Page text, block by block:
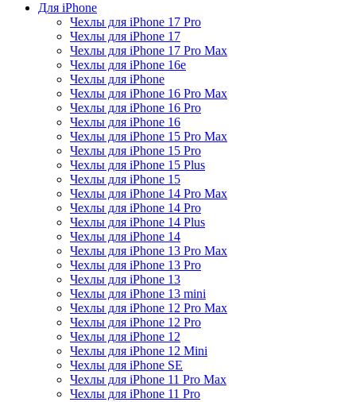
Для iPhone
Чехлы для iPhone 17 Pro
Чехлы для iPhone 17
Чехлы для iPhone 17 Pro Max
Чехлы для iPhone 16e
Чехлы для iPhone
Чехлы для iPhone 16 Pro Max
Чехлы для iPhone 16 Pro
Чехлы для iPhone 16
Чехлы для iPhone 15 Pro Max
Чехлы для iPhone 15 Pro
Чехлы для iPhone 15 Plus
Чехлы для iPhone 15
Чехлы для iPhone 14 Pro Max
Чехлы для iPhone 14 Pro
Чехлы для iPhone 14 Plus
Чехлы для iPhone 14
Чехлы для iPhone 13 Pro Max
Чехлы для iPhone 13 Pro
Чехлы для iPhone 13
Чехлы для iPhone 13 mini
Чехлы для iPhone 12 Pro Max
Чехлы для iPhone 12 Pro
Чехлы для iPhone 12
Чехлы для iPhone 12 Mini
Чехлы для iPhone SE
Чехлы для iPhone 11 Pro Max
Чехлы для iPhone 11 Pro